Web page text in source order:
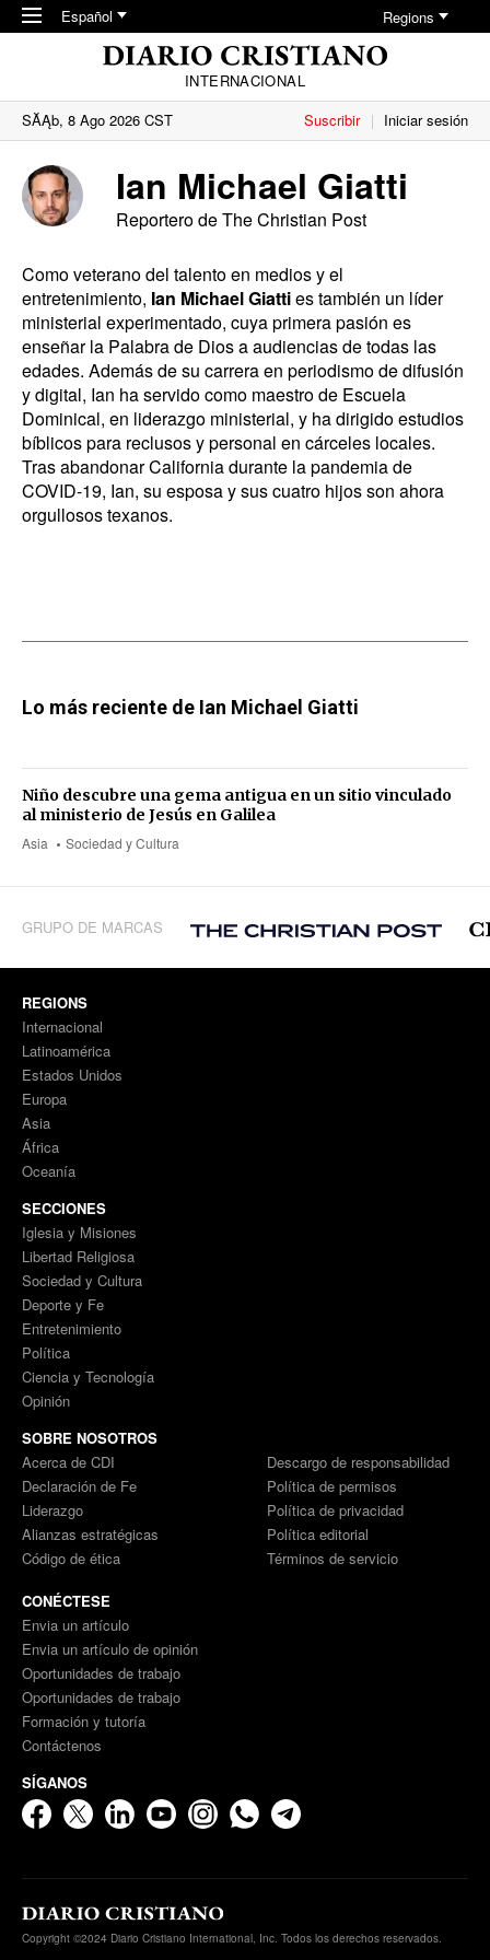
Skip to main content
Español Regions
INTERNACIONAL
SĂĄb, 8 Ago 2026 CST
Suscribir Iniciar sesión
Ian Michael Giatti
Reportero de The Christian Post
Como veterano del talento en medios y el
entretenimiento, Ian Michael Giatties también un líder
ministerial experimentado, cuya primera pasión es
enseñar la Palabra de Dios a audiencias de todas las
edades. Además de su carrera en periodismo de difusión
y digital, Ian ha servido como maestro de Escuela
Dominical, en liderazgo ministerial, y ha dirigido estudios
bíblicos para reclusos y personal en cárceles locales.
Tras abandonar California durante la pandemia de
COVID-19, Ian, su esposa y sus cuatro hijos son ahora
orgullosos texanos.
Lo más reciente de Ian Michael Giatti
Asia Sociedad y Cultura
Niño descubre una gema antigua en un sitio vinculado
al ministerio de Jesús en Galilea
GRUPO DE MARCAS
REGIONS
Internacional
Latinoamérica
Estados Unidos
Europa
Asia
África
Oceanía
SECCIONES
Iglesia y Misiones
Libertad Religiosa
Sociedad y Cultura
Deporte y Fe
Entretenimiento
Política
Ciencia y Tecnología
Opinión
SOBRE NOSOTROS
Acerca de CDI
Declaración de Fe
Liderazgo
Alianzas estratégicas
Código de ética
Descargo de responsabilidad
Política de permisos
Política de privacidad
Política editorial
Términos de servicio
CONÉCTESE
Envia un artículo
Envia un artículo de opinión
Oportunidades de trabajo
Oportunidades de trabajo
Formación y tutoría
Contáctenos
SÍGANOS
Copyright ©2024 Diario Cristiano International, Inc. Todos los derechos reservados.